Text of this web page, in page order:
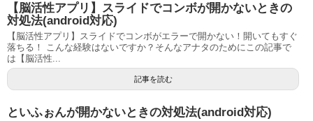
【脳活性アプリ】スライドでコンボが開かないときの
対処法(android対応)
【脳活性アプリ】スライドでコンボがエラーで開かない！開いてもすぐ
落ちる！ こんな経験はないですか？そんなアナタのためにこの記事で
は【脳活性...
記事を読む
といふぉんが開かないときの対処法(android対応)